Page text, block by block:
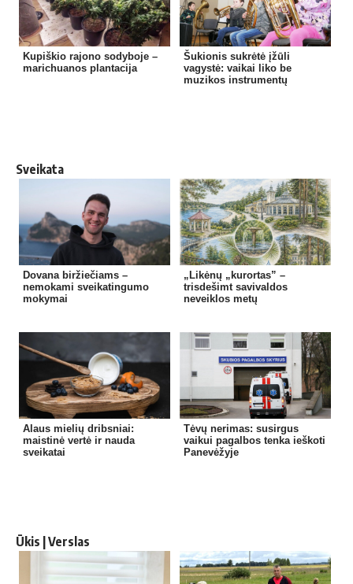
Kupiškio rajono sodyboje –
marichuanos plantacija
Šukionis sukrėtė įžūli
vagystė: vaikai liko be
muzikos instrumentų
Sveikata
Dovana biržiečiams –
nemokami sveikatingumo
mokymai
„Likėnų „kurortas” –
trisdešimt savivaldos
neveiklos metų
Alaus mielių dribsniai:
maistinė vertė ir nauda
sveikatai
Tėvų nerimas: susirgus
vaikui pagalbos tenka ieškoti
Panevėžyje
Ūkis | Verslas